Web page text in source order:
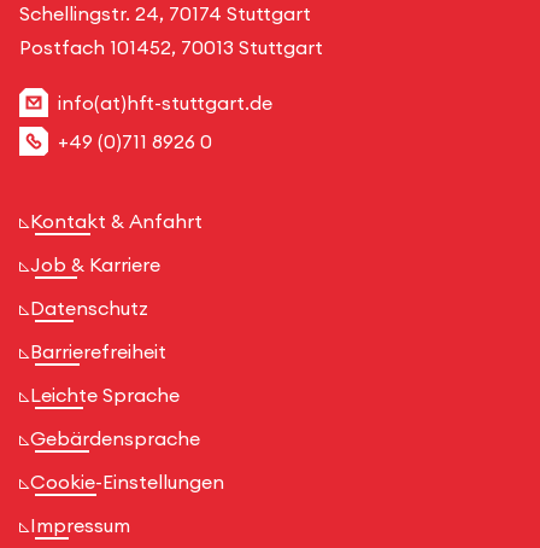
Schellingstr. 24, 70174 Stuttgart
Postfach 101452, 70013 Stuttgart
info(at)hft-stuttgart.de
+49 (0)711 8926 0
Kontakt & Anfahrt
Job & Karriere
Datenschutz
Barrierefreiheit
Leichte Sprache
Gebärdensprache
Cookie-Einstellungen
Impressum